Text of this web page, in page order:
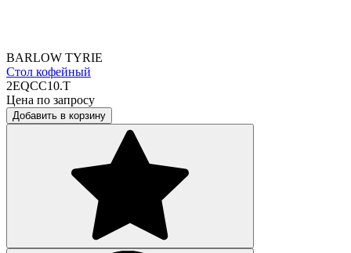
BARLOW TYRIE
Стол кофейный
2EQCC10.T
Цена по запросу
Добавить в корзину